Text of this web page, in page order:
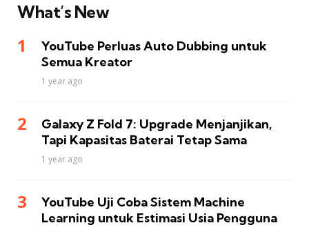
What’s New
YouTube Perluas Auto Dubbing untuk
Semua Kreator
1 year ago
Galaxy Z Fold 7: Upgrade Menjanjikan,
Tapi Kapasitas Baterai Tetap Sama
1 year ago
YouTube Uji Coba Sistem Machine
Learning untuk Estimasi Usia Pengguna